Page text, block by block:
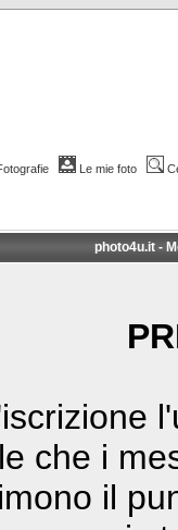
Le mie foto
photo4u.it -
che i
il